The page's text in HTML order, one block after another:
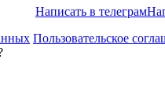
Написать в телеграм
Пользовательское